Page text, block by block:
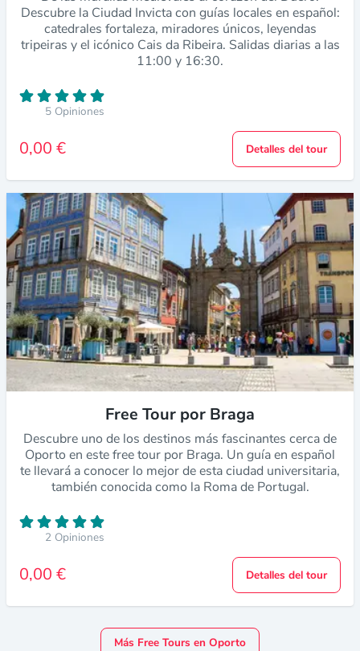
Descubre la Ciudad Invicta con guías locales en español:
catedrales fortaleza, miradores únicos, leyendas
tripeiras y el icónico Cais da Ribeira. Salidas diarias a las
11:00 y 16:30.
5 Opiniones
0,00 € Detalles del tour
Free Tour por Braga
Descubre uno de los destinos más fascinantes cerca de
Oporto en este free tour por Braga. Un guía en español
te llevará a conocer lo mejor de esta ciudad universitaria,
también conocida como la Roma de Portugal.
2 Opiniones
0,00 € Detalles del tour
Más Free Tours en Oporto